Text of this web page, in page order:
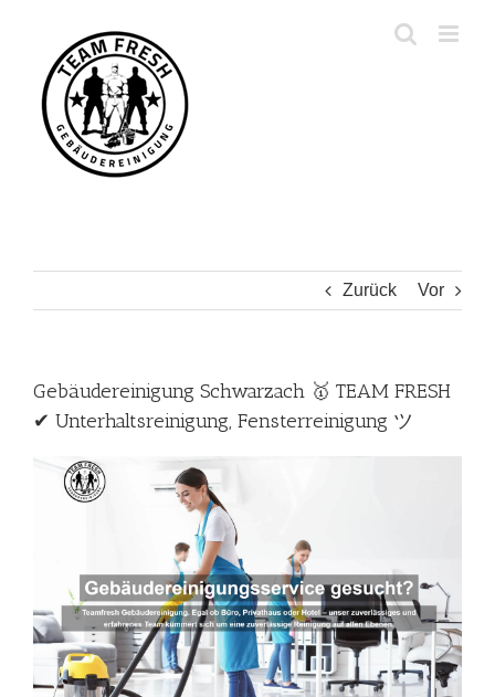
springen
Zurück Vor
Gebäudereinigung Schwarzach 🥇 TEAM FRESH
✔ Unterhaltsreinigung, Fensterreinigung ツ